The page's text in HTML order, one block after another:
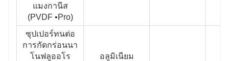
แมงกานีส
(PVDF •Pro)
ซุปเปอร์ทนต่อ
การกัดกร่อนนา
โนฟลูออโร
อลูมิเนียม